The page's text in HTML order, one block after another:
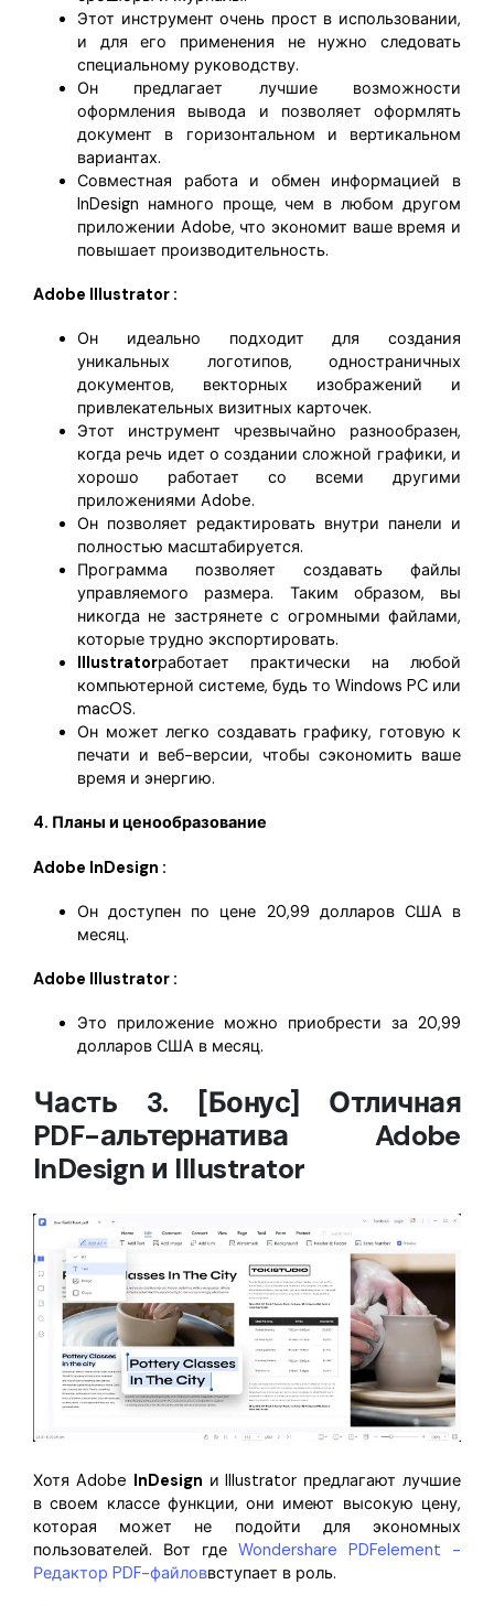
Этот инструмент очень прост в использовании,
и для его применения не нужно следовать
специальному руководству.
Он предлагает лучшие возможности
оформления вывода и позволяет оформлять
документ в горизонтальном и вертикальном
вариантах.
Совместная работа и обмен информацией в
InDesign намного проще, чем в любом другом
приложении Adobe, что экономит ваше время и
повышает производительность.
Adobe Illustrator :
Он идеально подходит для создания
уникальных логотипов, одностраничных
документов, векторных изображений и
привлекательных визитных карточек.
Этот инструмент чрезвычайно разнообразен,
когда речь идет о создании сложной графики, и
хорошо работает со всеми другими
приложениями Adobe.
Он позволяет редактировать внутри панели и
полностью масштабируется.
Программа позволяет создавать файлы
управляемого размера. Таким образом, вы
никогда не застрянете с огромными файлами,
которые трудно экспортировать.
Illustratorработает практически на любой
компьютерной системе, будь то Windows PC или
macOS.
Он может легко создавать графику, готовую к
печати и веб-версии, чтобы сэкономить ваше
время и энергию.
4. Планы и ценообразование
Adobe InDesign :
Он доступен по цене 20,99 долларов США в
месяц.
Adobe Illustrator :
Это приложение можно приобрести за 20,99
долларов США в месяц.
Часть 3. [Бонус] Отличная
PDF-альтернатива Adobe
InDesign и Illustrator
Хотя Adobe InDesign и Illustrator предлагают лучшие
в своем классе функции, они имеют высокую цену,
которая может не подойти для экономных
пользователей. Вот где Wondershare PDFelement -
Редактор PDF-файловвступает в роль.